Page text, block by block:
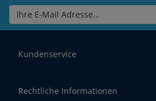
Ihre E-Mail Adresse...
Kundenservice
Rechtliche Informationen